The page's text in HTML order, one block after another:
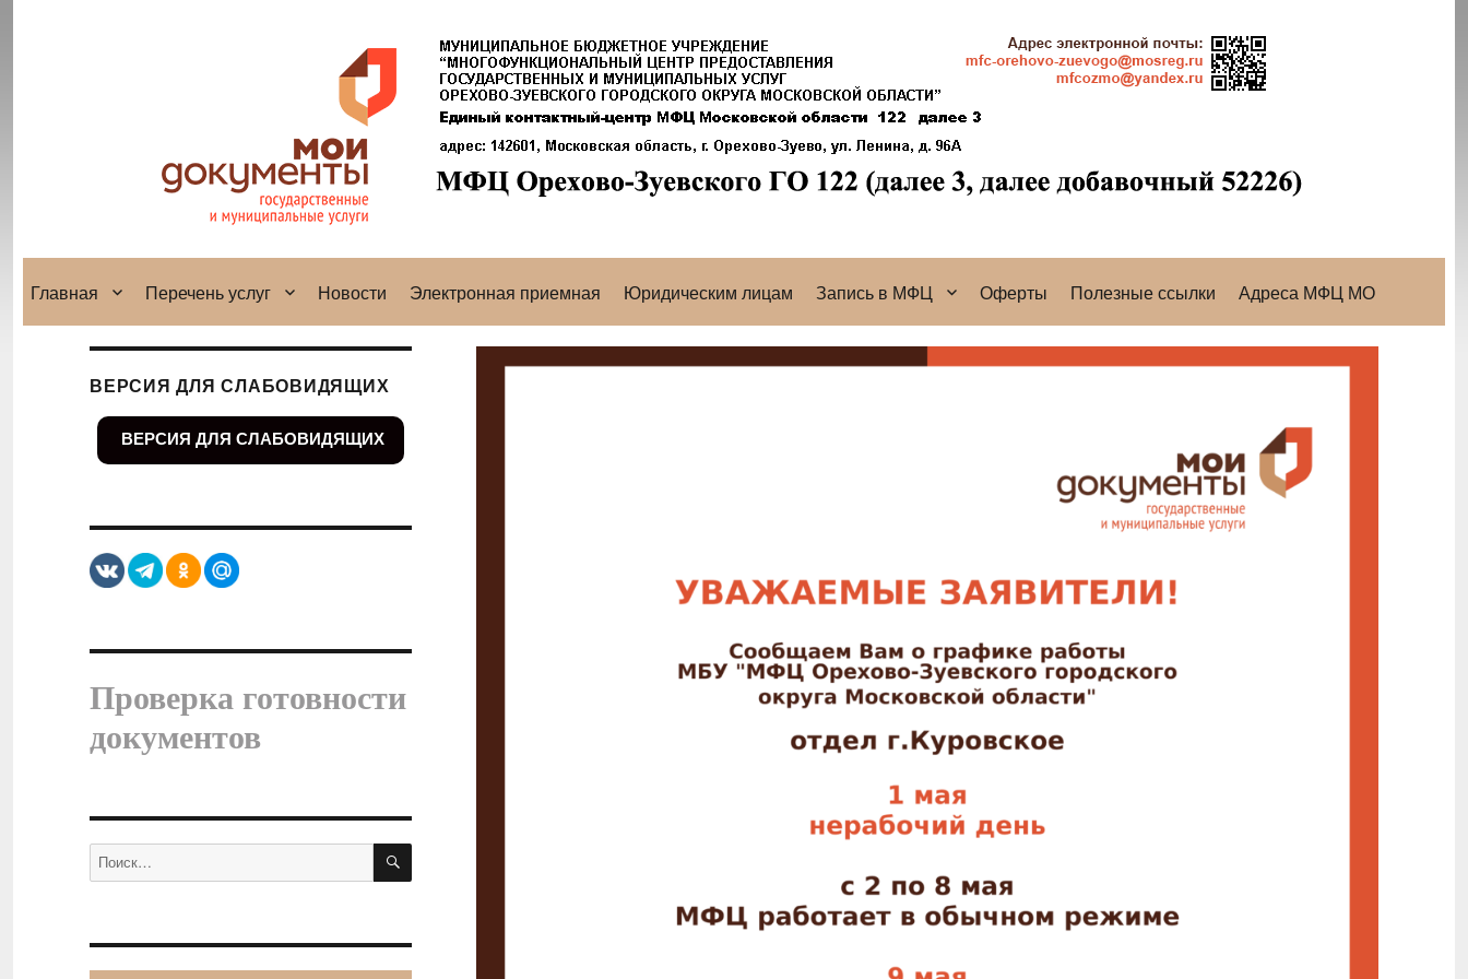
Главная Перечень услуг Новости Электронная приемная Юридическим лицам Запись в МФЦ Оферты Полезные ссылки Адреса МФЦ МО
ВЕРСИЯ ДЛЯ СЛАБОВИДЯЩИХ
ВЕРСИЯ ДЛЯ СЛАБОВИДЯЩИХ
Проверка готовности
документов
Искать: ПОИСК